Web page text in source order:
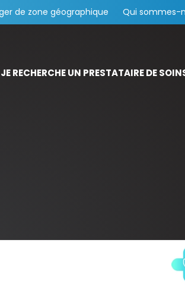
de zone géographique Qui sommes-
JE RECHERCHE UN PRESTATAIRE DE